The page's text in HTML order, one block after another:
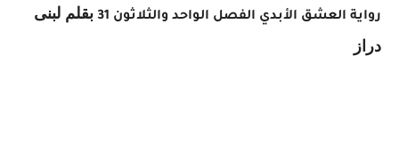
رواية العشق الأبدي الفصل الواحد والثلاثون 31
بقلم لبنى
دراز